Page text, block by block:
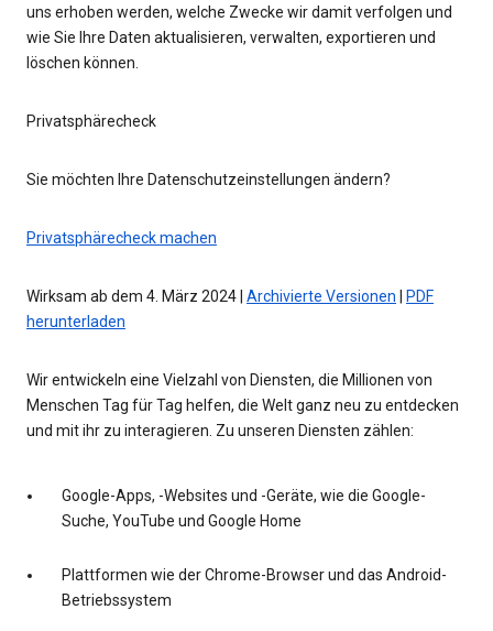
uns erhoben werden, welche Zwecke wir damit verfolgen und
wie Sie Ihre Daten aktualisieren, verwalten, exportieren und
löschen können.
Privatsphärecheck
Sie möchten Ihre Datenschutzeinstellungen ändern?
Privatsphärecheck machen
Wirksam ab dem 4. März 2024 | Archivierte Versionen
PDF
herunterladen
Wir entwickeln eine Vielzahl von Diensten, die Millionen von
Menschen Tag für Tag helfen, die Welt ganz neu zu entdecken
und mit ihr zu interagieren. Zu unseren Diensten zählen:
Google-Apps, -Websites und -Geräte, wie die Google-
Suche, YouTube und Google Home
Plattformen wie der Chrome-Browser und das Android-
Betriebssystem